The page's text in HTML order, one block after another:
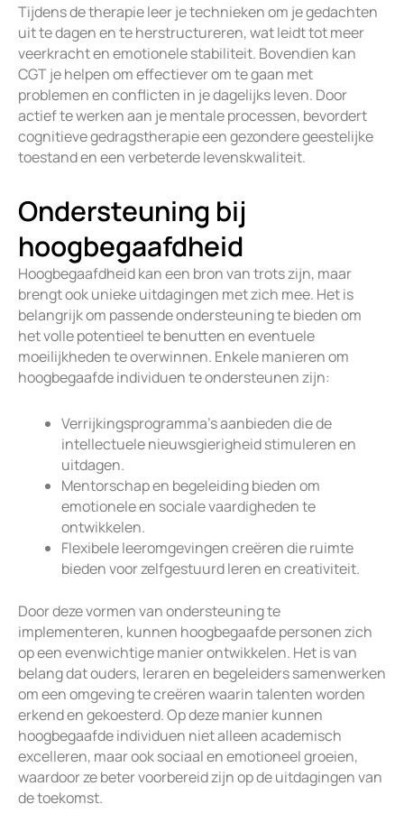
Tijdens de therapie leer je technieken om je gedachten
uit te dagen en te herstructureren, wat leidt tot meer
veerkracht en emotionele stabiliteit. Bovendien kan
CGT je helpen om effectiever om te gaan met
problemen en conflicten in je dagelijks leven. Door
actief te werken aan je mentale processen, bevordert
cognitieve gedragstherapie een gezondere geestelijke
toestand en een verbeterde levenskwaliteit.
Ondersteuning bij
hoogbegaafdheid
Hoogbegaafdheid kan een bron van trots zijn, maar
brengt ook unieke uitdagingen met zich mee. Het is
belangrijk om passende ondersteuning te bieden om
het volle potentieel te benutten en eventuele
moeilijkheden te overwinnen. Enkele manieren om
hoogbegaafde individuen te ondersteunen zijn:
Verrijkingsprogramma’s aanbieden die de
intellectuele nieuwsgierigheid stimuleren en
uitdagen.
Mentorschap en begeleiding bieden om
emotionele en sociale vaardigheden te
ontwikkelen.
Flexibele leeromgevingen creëren die ruimte
bieden voor zelfgestuurd leren en creativiteit.
Door deze vormen van ondersteuning te
implementeren, kunnen hoogbegaafde personen zich
op een evenwichtige manier ontwikkelen. Het is van
belang dat ouders, leraren en begeleiders samenwerken
om een omgeving te creëren waarin talenten worden
erkend en gekoesterd. Op deze manier kunnen
hoogbegaafde individuen niet alleen academisch
excelleren, maar ook sociaal en emotioneel groeien,
waardoor ze beter voorbereid zijn op de uitdagingen van
de toekomst.